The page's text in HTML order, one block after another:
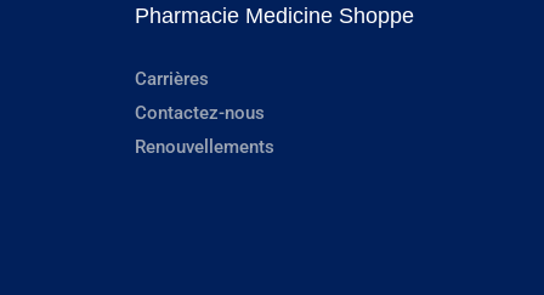
Pharmacie Medicine Shoppe
Carrières
Contactez-nous
Renouvellements